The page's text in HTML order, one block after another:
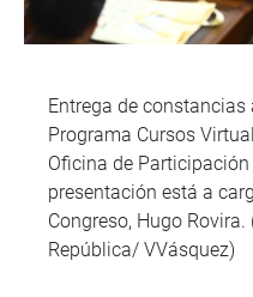
Entrega de
Programa Cursos
Oficina de
presentación está a
Congreso, Hugo
República/ VVásquez)